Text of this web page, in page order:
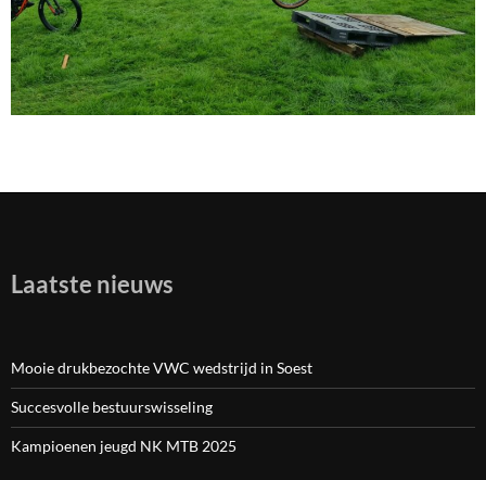
Laatste nieuws
Mooie drukbezochte VWC wedstrijd in Soest
Succesvolle bestuurswisseling
Kampioenen jeugd NK MTB 2025